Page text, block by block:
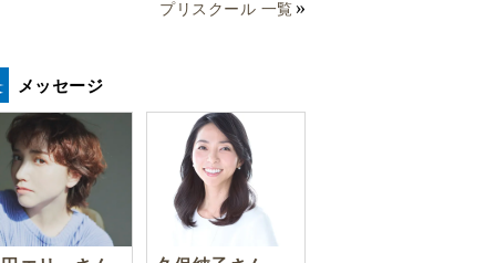
プリスクール 一覧
メッセージ